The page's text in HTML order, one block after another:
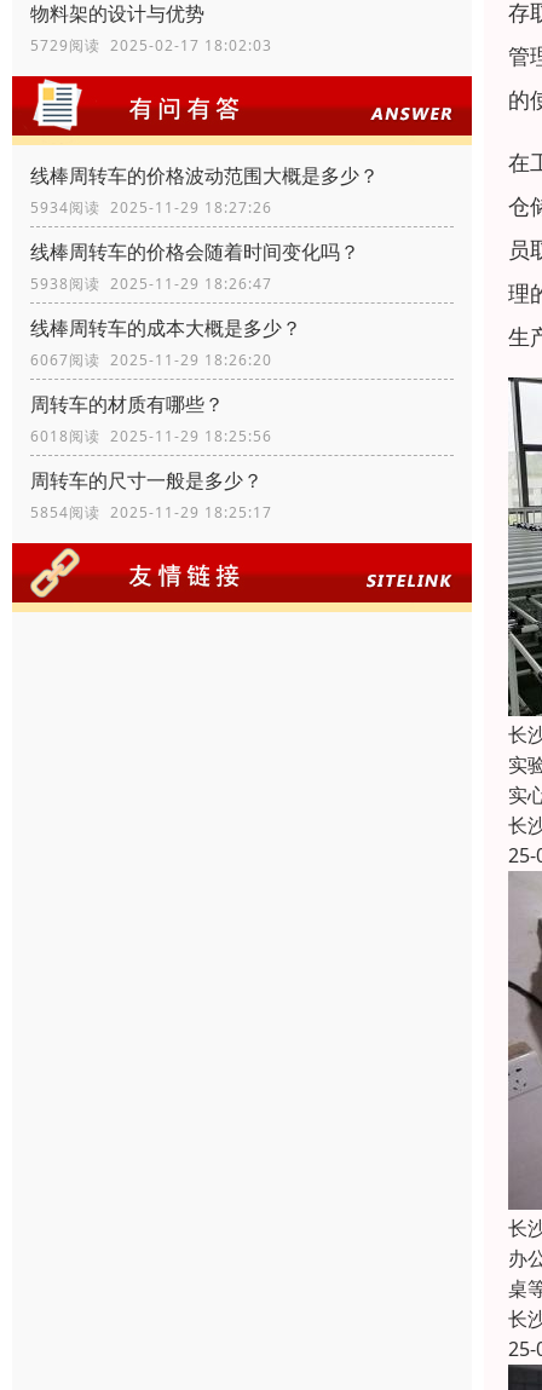
物料架的设计与优势
5729阅读 2025-02-17 18:02:03
线棒周转车的价格波动范围大概是多少？
5934阅读 2025-11-29 18:27:26
线棒周转车的价格会随着时间变化吗？
5938阅读 2025-11-29 18:26:47
线棒周转车的成本大概是多少？
6067阅读 2025-11-29 18:26:20
周转车的材质有哪些？
6018阅读 2025-11-29 18:25:56
周转车的尺寸一般是多少？
5854阅读 2025-11-29 18:25:17
存
管
的
在
仓
员
理
生
长
实
实
长
25-
长
办
桌
长
25-